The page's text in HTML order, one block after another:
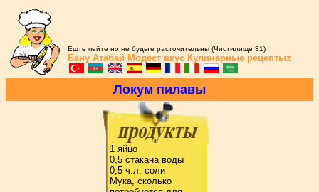
Еште пейте но не будьте расточительны (Чистилище 31)
Бану Атабай Модест вкус Кулинарные рецептыz
Локум пилавы
1 яйцо
0,5 стакана воды
0,5 ч.л. соли
Мука, сколько